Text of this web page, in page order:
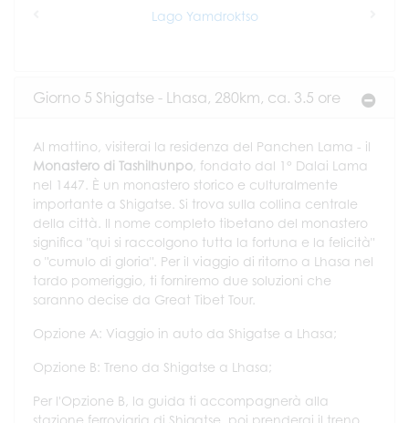
Lago Yamdroktso
Giorno 5 Shigatse - Lhasa, 280km, ca. 3.5 ore
Al mattino, visiterai la residenza del Panchen Lama - il
Monastero di Tashilhunpo, fondato dal 1° Dalai Lama
nel 1447. È un monastero storico e culturalmente
importante a Shigatse. Si trova sulla collina centrale
della città. Il nome completo tibetano del monastero
significa "qui si raccolgono tutta la fortuna e la felicità"
o "cumulo di gloria". Per il viaggio di ritorno a Lhasa nel
tardo pomeriggio, ti forniremo due soluzioni che
saranno decise da Great Tibet Tour.
Opzione A: Viaggio in auto da Shigatse a Lhasa;
Opzione B: Treno da Shigatse a Lhasa;
Per l'Opzione B, la guida ti accompagnerà alla
stazione ferroviaria di Shigatse, poi prenderai il treno